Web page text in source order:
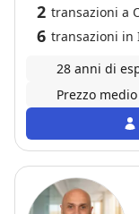
2 transazioni a
6 transazioni in
28 anni di
Prezzo